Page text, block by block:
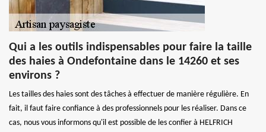
Qui a les outils indispensables pour faire la taille
des haies à Ondefontaine dans le 14260 et ses
environs ?
Les tailles des haies sont des tâches à effectuer de manière régulière. En
fait, il faut faire confiance à des professionnels pour les réaliser. Dans ce
cas, nous vous informons qu'il est possible de les confier à HELFRICH